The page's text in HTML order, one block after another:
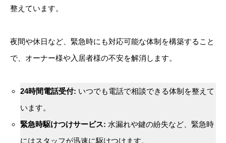
整えています。
夜間や休日など、緊急時にも対応可能な体制を構築すること
で、オーナー様や入居者様の不安を解消します。
24時間電話受付: いつでも電話で相談できる体制を整えて
います。
緊急時駆けつけサービス: 水漏れや鍵の紛失など、緊急時
にはスタッフが迅速に駆けつけます。